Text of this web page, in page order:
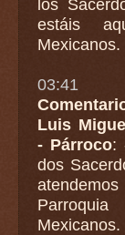
los
estáis
Mexicanos.
03:41
Luis
- Párroco:
dos
Mexicanos.